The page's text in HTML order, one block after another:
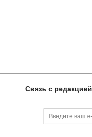
Связь с редакцией